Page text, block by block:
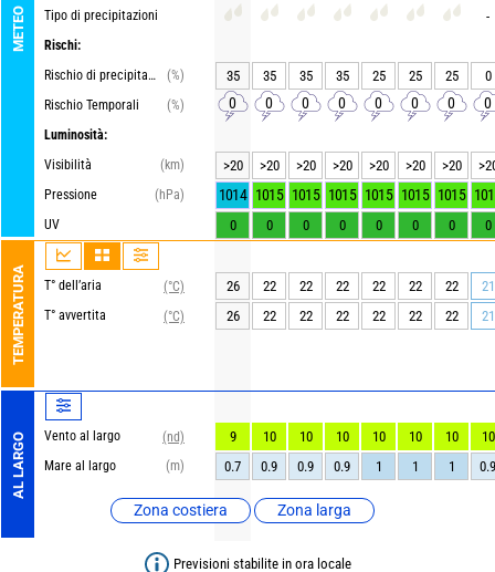
METEO
Tipo di precipitazioni
Rischi:
Rischio di precipitazioni
(%)
Rischio Temporali
(%)
Luminosità:
Visibilità
(km)
Pressione
(hPa)
UV
TEMPERATURA T° dell’aria
(°C)
T° avvertita
(°C)
AL LARGO Vento al largo
(nd)
Mare al largo
(m)
Zona costiera Zona larga
-
35 35 35 35 25 25 25 0
0 0 0 0 0 0 0 0
>20 >20 >20 >20 >20 >20 >20
1014 1015 1015 1015 1015 1015 1015
0 0 0 0 0 0 0 0
26 22 22 22 22 22 22
21
26
22 22 22 22 22 22 21
9 10 10 10 10 10 10
10
0.7
0.9 0.9 0.9 1 1 1 0.9
Previsioni stabilite in ora locale